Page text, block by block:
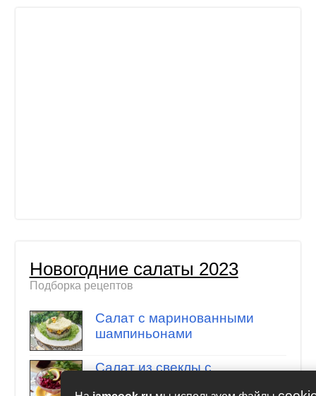
Новогодние салаты 2023
Подборка рецептов
Салат с маринованными
шампиньонами
Салат из свеклы с